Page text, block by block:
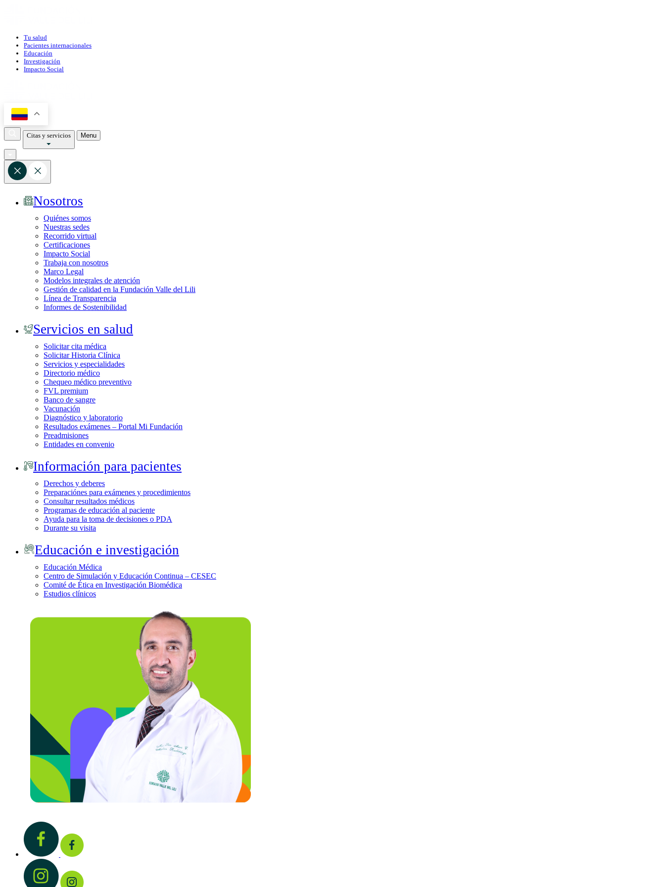
Tu salud
Pacientes internacionales
Educación
Investigación
Impacto Social
Citas y servicios Menu
Nosotros
Quiénes somos
Nuestras sedes
Recorrido virtual
Certificaciones
Impacto Social
Trabaja con nosotros
Marco Legal
Modelos integrales de atención
Gestión de calidad en la Fundación Valle del Lili
Línea de Transparencia
Informes de Sostenibilidad
Servicios en salud
Solicitar cita médica
Solicitar Historia Clínica
Servicios y especialidades
Directorio médico
Chequeo médico preventivo
FVL premium
Banco de sangre
Vacunación
Diagnóstico y laboratorio
Resultados exámenes – Portal Mi Fundación
Preadmisiones
Entidades en convenio
Información para pacientes
Derechos y deberes
Preparaciónes para exámenes y procedimientos
Consultar resultados médicos
Programas de educación al paciente
Ayuda para la toma de decisiones o PDA
Durante su visita
Educación e investigación
Educación Médica
Centro de Simulación y Educación Continua – CESEC
Comité de Ética en Investigación Biomédica
Estudios clínicos